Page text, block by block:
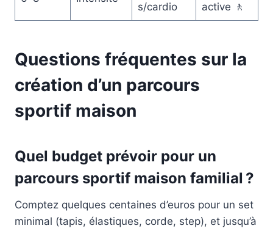
s/cardio
active 🚶
Questions fréquentes sur la
création d’un parcours
sportif maison
Quel budget prévoir pour un
parcours sportif maison familial ?
Comptez quelques centaines d’euros pour un set
minimal (tapis, élastiques, corde, step), et jusqu’à